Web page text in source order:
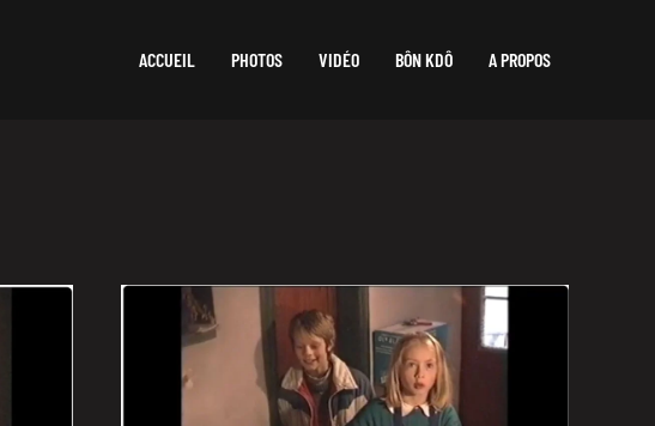
ACCUEIL PHOTOS VIDÉO BÔN KDÔ A PROPOS
Des images qui font écho à notre présent.
Février 1997 avec Farid.